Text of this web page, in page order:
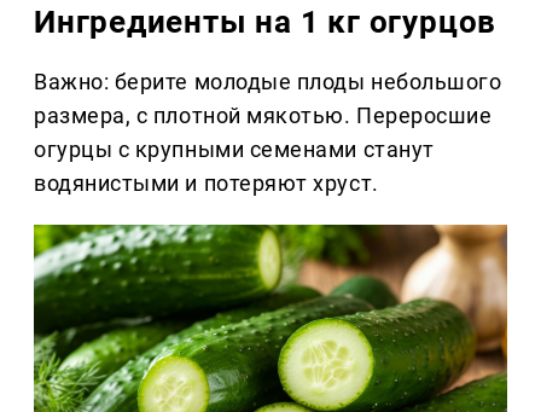
Ингредиенты на 1 кг огурцов
Важно: берите молодые плоды небольшого
размера, с плотной мякотью. Переросшие
огурцы с крупными семенами станут
водянистыми и потеряют хруст.